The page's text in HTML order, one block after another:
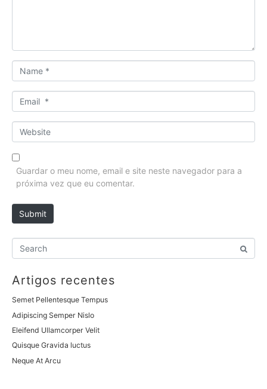
a
m
m
a
*
e
b
s
e
Guardar o meu nome, email e site neste navegador para a
próxima vez que eu comentar.
Submit
Artigos recentes
Semet Pellentesque Tempus
Adipiscing Semper Nislo
Eleifend Ullamcorper Velit
Quisque Gravida luctus
Neque At Arcu